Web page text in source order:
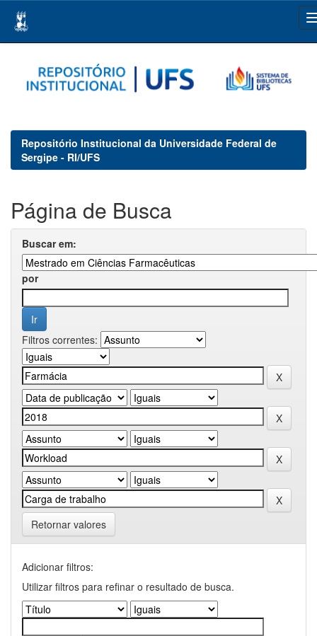
navigation
Repositório Institucional da Universidade Federal de
Sergipe - RI/UFS
Página de Busca
Buscar em:
por
Filtros correntes:
Retornar valores
Adicionar filtros:
Utilizar filtros para refinar o resultado de busca.